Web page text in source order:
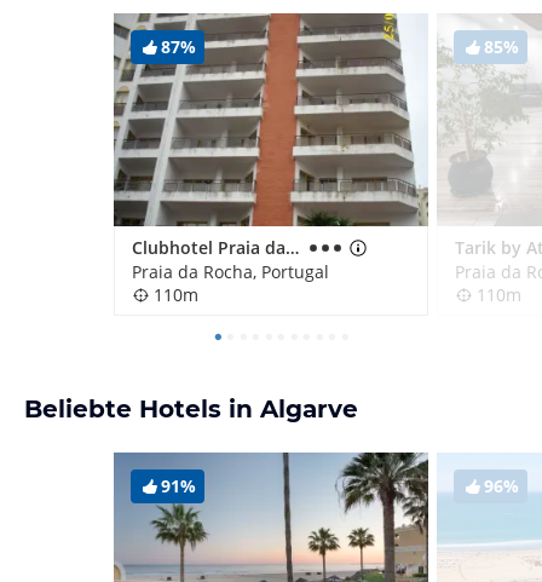
87%
Clubhotel Praia da Rocha
Praia da Rocha, Portugal
110m
85%
Praia da
110m
Beliebte Hotels in Algarve
91% 96%